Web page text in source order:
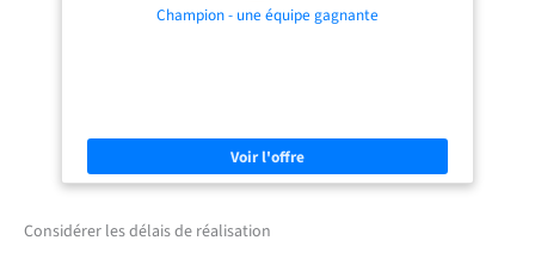
Champion - une équipe gagnante
Considérer les délais de réalisation